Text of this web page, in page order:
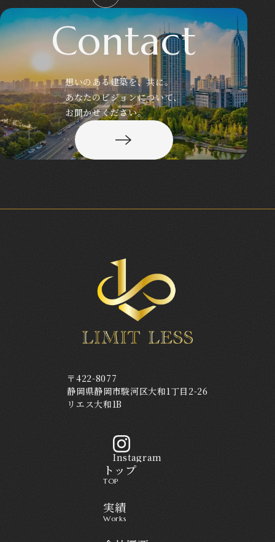
Contact
想いのある建築を、共に。
あなたのビジョンについて、
お聞かせください。
〒422-8077
静岡県静岡市駿河区大和1丁目2-26
リエス大和1B
Instagram
トップ
TOP
実績
Works